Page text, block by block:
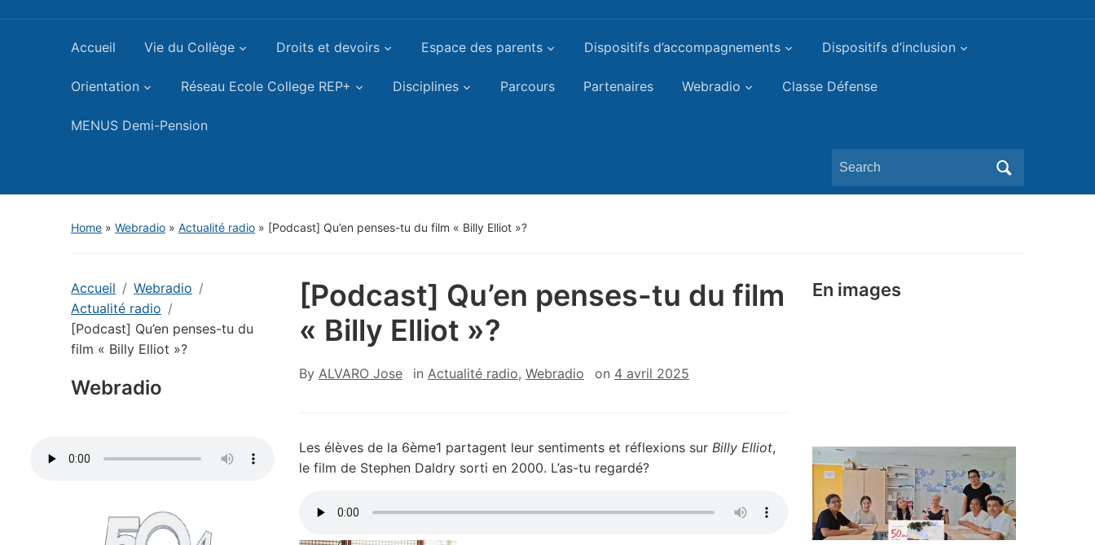
Accueil Vie du Collège Droits et devoirs Espace des parents Dispositifs d’accompagnements Dispositifs d’inclusion
Orientation Réseau Ecole College REP+ Disciplines Parcours Partenaires Webradio Classe Défense
MENUS Demi-Pension
Search
for:
Home » Webradio » Actualité radio » [Podcast] Qu’en penses-tu du film « Billy Elliot »?
Accueil
Webradio
Actualité radio
[Podcast] Qu’en penses-tu du
film « Billy Elliot »?
Webradio
[Podcast] Qu’en penses-tu du film
« Billy Elliot »?
By ALVARO Jose in Actualité radio, Webradio on 4 avril 2025
Les élèves de la 6ème1 partagent leur sentiments et réflexions sur Billy Elliot,
le film de Stephen Daldry sorti en 2000. L’as-tu regardé?
En images